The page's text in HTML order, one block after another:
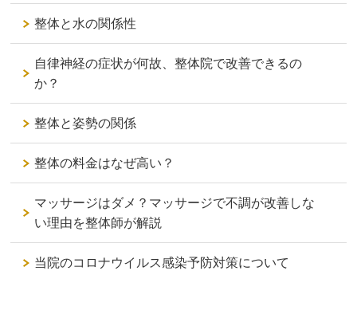
整体と水の関係性
自律神経の症状が何故、整体院で改善できるの
か？
整体と姿勢の関係
整体の料金はなぜ高い？
マッサージはダメ？マッサージで不調が改善しな
い理由を整体師が解説
当院のコロナウイルス感染予防対策について